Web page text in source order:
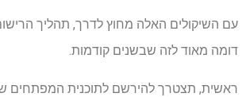
עם השיקולים האלה מחוץ לדרך, תהליך
דומה מאוד לזה שבשנים קודמות.